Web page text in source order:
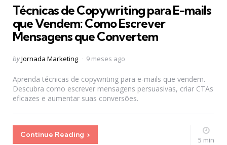
Técnicas de Copywriting para E-mails
que Vendem: Como Escrever
Mensagens que Convertem
Posted
byJornada Marketing 9 meses ago
Aprenda técnicas de copywriting para e-mails que vendem.
Descubra como escrever mensagens persuasivas, criar CTAs
eficazes e aumentar suas conversões.
Continue Reading
5 min